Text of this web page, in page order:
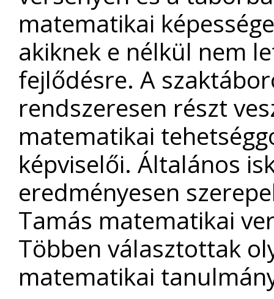
matematikai
akiknek e nélkül nem
fejlődésre. A
rendszeresen részt
matematikai
képviselői. Általános
eredményesen
Tamás matematikai
Többen választottak
matematikai